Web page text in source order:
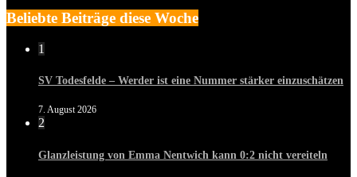
Beliebte Beiträge diese Woche
1
SV Todesfelde – Werder ist eine Nummer stärker einzuschätzen
7. August 2026
2
Glanzleistung von Emma Nentwich kann 0:2 nicht vereiteln